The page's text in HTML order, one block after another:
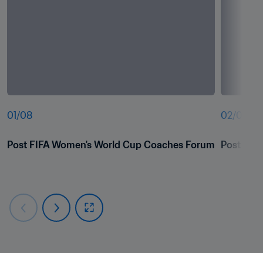
01 /08
Post FIFA Women's World Cup Coaches Forum
02/08
Post